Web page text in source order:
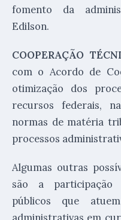
fomento da
Edilson.
COOPERAÇÃO
com o Acordo de
otimização dos
recursos federais,
normas de matéria
processos
Algumas outras
são a participação
públicos que
administrativas em